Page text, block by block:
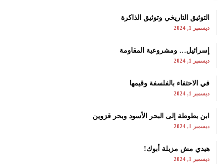
التوثيق التاريخي وتوثيق الذاكرة
ديسمبر 1, 2024
إسرائيل… ومشروعية المقاومة
ديسمبر 1, 2024
في الاحتفاء بالفلسفة وقيمها
ديسمبر 1, 2024
ابن بطوطة إلى البحر الأسود وبحر قزوين
ديسمبر 1, 2024
هيدي مش مزبلة أبوك!
ديسمبر 1, 2024